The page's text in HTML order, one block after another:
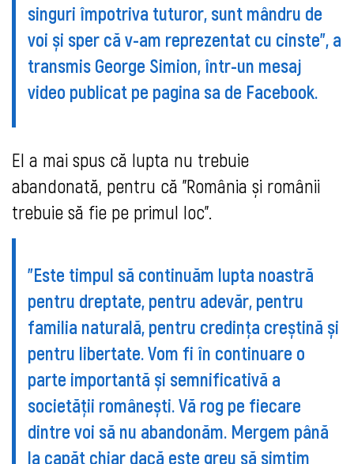
singuri împotriva tuturor, sunt mândru de
voi și sper că v-am reprezentat cu cinste”, a
transmis George Simion, într-un mesaj
video publicat pe pagina sa de Facebook.
El a mai spus că lupta nu trebuie
abandonată, pentru că ”România și românii
trebuie să fie pe primul loc”.
”Este timpul să continuăm lupta noastră
pentru dreptate, pentru adevăr, pentru
familia naturală, pentru credința creștină și
pentru libertate. Vom fi în continuare o
parte importantă și semnificativă a
societății românești. Vă rog pe fiecare
dintre voi să nu abandonăm. Mergem până
la capăt chiar dacă este greu să simțim